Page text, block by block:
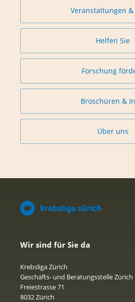
Veranstaltungen
Helfen Sie
Forschung
Broschüren &
Über uns
Wir sind für Sie da
Krebsliga Zürich
Geschäfts- und Beratungsstelle Zürich
Freiestrasse 71
8032 Zürich